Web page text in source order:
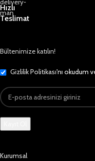
Hızlı
Teslimat
Bültenimize katılın!
Gizlilik Politikası'nı okudum
Kurumsal